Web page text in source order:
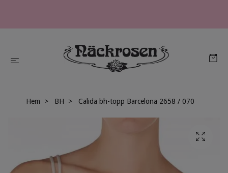
Hem BH Calida bh-topp Barcelona 2658 / 070